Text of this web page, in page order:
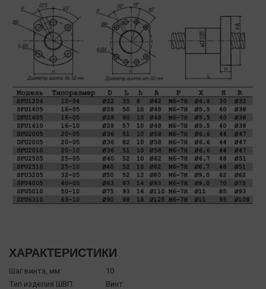
ХАРАКТЕРИСТИКИ
Шаг винта, мм:
10
Тип изделия ШВП:
Винт